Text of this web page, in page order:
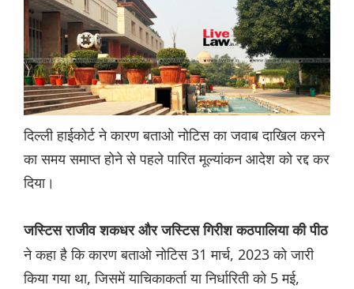
दिल्ली हाईकोर्ट ने कारण बताओ नोटिस का जवाब दाखिल करने
का समय समाप्त होने से पहले पारित मूल्यांकन आदेश को रद्द कर
दिया।
जस्टिस राजीव शकधर और जस्टिस गिरीश कठपालिया की पीठ
ने कहा है कि कारण बताओ नोटिस 31 मार्च, 2023 को जारी
किया गया था, जिसमें याचिकाकर्ता या निर्धारिती को 5 मई,